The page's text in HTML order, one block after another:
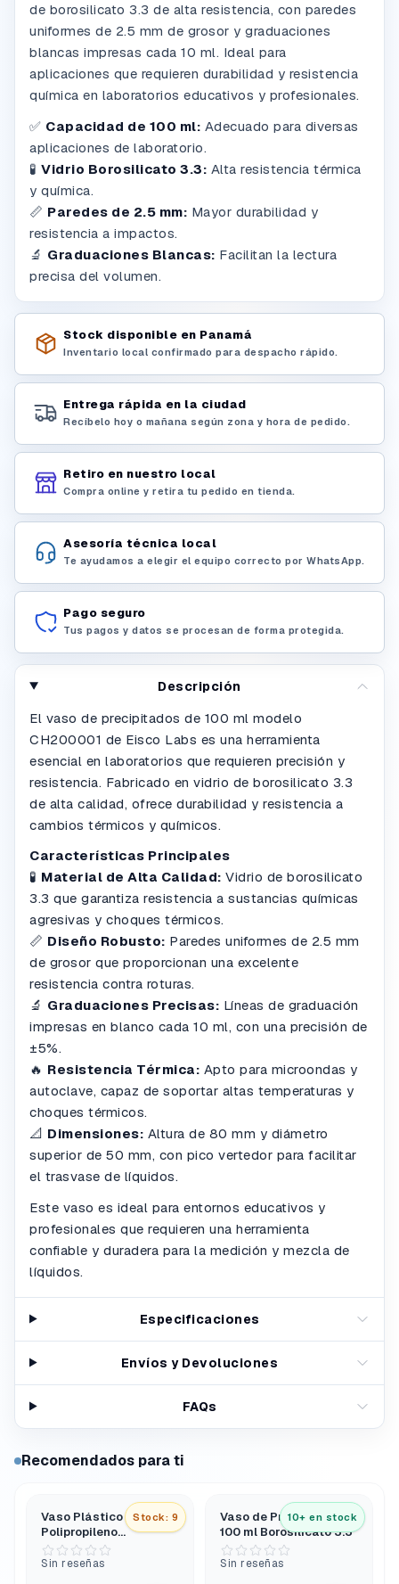
de borosilicato 3.3 de alta resistencia, con paredes
uniformes de 2.5 mm de grosor y graduaciones
blancas impresas cada 10 ml. Ideal para
aplicaciones que requieren durabilidad y resistencia
química en laboratorios educativos y profesionales.
✅ Capacidad de 100 ml: Adecuado para diversas
aplicaciones de laboratorio.
🧪 Vidrio Borosilicato 3.3: Alta resistencia térmica
y química.
📏 Paredes de 2.5 mm: Mayor durabilidad y
resistencia a impactos.
🔬 Graduaciones Blancas: Facilitan la lectura
precisa del volumen.
Stock disponible en Panamá
Inventario local confirmado para despacho rápido.
Entrega rápida en la ciudad
Recíbelo hoy o mañana según zona y hora de pedido.
Retiro en nuestro local
Compra online y retira tu pedido en tienda.
Asesoría técnica local
Te ayudamos a elegir el equipo correcto por WhatsApp.
Pago seguro
Tus pagos y datos se procesan de forma protegida.
Descripción
El vaso de precipitados de 100 ml modelo
CH200001 de Eisco Labs es una herramienta
esencial en laboratorios que requieren precisión y
resistencia. Fabricado en vidrio de borosilicato 3.3
de alta calidad, ofrece durabilidad y resistencia a
cambios térmicos y químicos.
Características Principales
🧪 Material de Alta Calidad: Vidrio de borosilicato
3.3 que garantiza resistencia a sustancias químicas
agresivas y choques térmicos.
📏 Diseño Robusto: Paredes uniformes de 2.5 mm
de grosor que proporcionan una excelente
resistencia contra roturas.
🔬 Graduaciones Precisas: Líneas de graduación
impresas en blanco cada 10 ml, con una precisión de
±5%.
🔥 Resistencia Térmica: Apto para microondas y
autoclave, capaz de soportar altas temperaturas y
choques térmicos.
📐 Dimensiones: Altura de 80 mm y diámetro
superior de 50 mm, con pico vertedor para facilitar
el trasvase de líquidos.
Este vaso es ideal para entornos educativos y
profesionales que requieren una herramienta
confiable y duradera para la medición y mezcla de
líquidos.
Especificaciones
Envíos y Devoluciones
FAQs
Recomendados para ti
Stock: 9
Vaso Plástico 250 ml
Polipropileno
Graduado
Sin reseñas
10+ en stock
Vaso de Precipitados
100 ml Borosilicato 3.3
Sin reseñas